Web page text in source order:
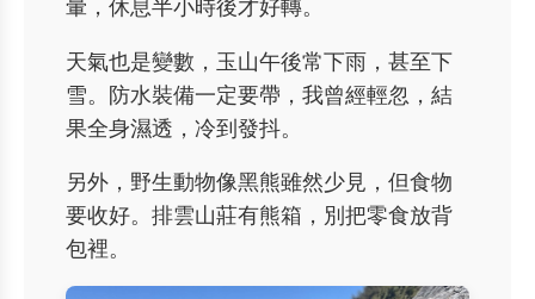
暈，休息半小時後才好轉。
天氣也是變數，玉山午後常下雨，甚至下
雪。防水裝備一定要帶，我曾經輕忽，結
果全身濕透，冷到發抖。
另外，野生動物像黑熊雖然少見，但食物
要收好。排雲山莊有熊箱，別把零食放背
包裡。